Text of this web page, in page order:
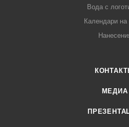
Вода с
Календари на
МЕДИА